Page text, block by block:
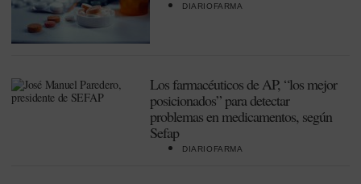
DIARIOFARMA
Los farmacéuticos de AP, “los mejor
posicionados” para detectar
problemas en medicamentos, según
Sefap
DIARIOFARMA